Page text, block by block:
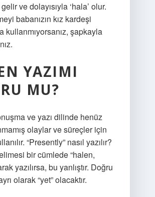
ve dolayısıyla ‘hala’ olur.
babanızın kız kardeşi
kullanmıyorsanız, şapkayla
YAZIMI
MU?
ve yazı dilinde henüz
olaylar ve süreçler için
“Presently” nasıl yazılır?
bir cümlede “halen,
yazılırsa, bu yanlıştır. Doğru
olarak “yet” olacaktır.